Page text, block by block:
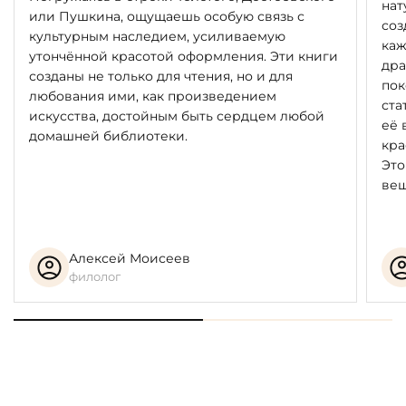
Пергамент — материал для письма, изготовленный из
недублёной сыромятной кожи животных, который
использовался до появления бумаги. У евреев
пергамент является каноническим материалом для
записи Синайского Откровения в рукописных свитках
Торы. Для написания священных свитков могут
использоваться исключительно шкуры кошерных
видов животных.
морально-этической, и потому вероисповедание и
национальность не имеют значения, поскольку эти
ценности лежат в основе современной цивилизации.
ИСПОЛНЕНИЕ
или Пушкина, ощущаешь особую связь с
культурным наследием, усиливаемую
утончённой красотой оформления. Эти книги
созданы не только для чтения, но и для
любования ими, как произведением
искусства, достойным быть сердцем любой
домашней библиотеки.
Алексей Моисеев
филолог
её